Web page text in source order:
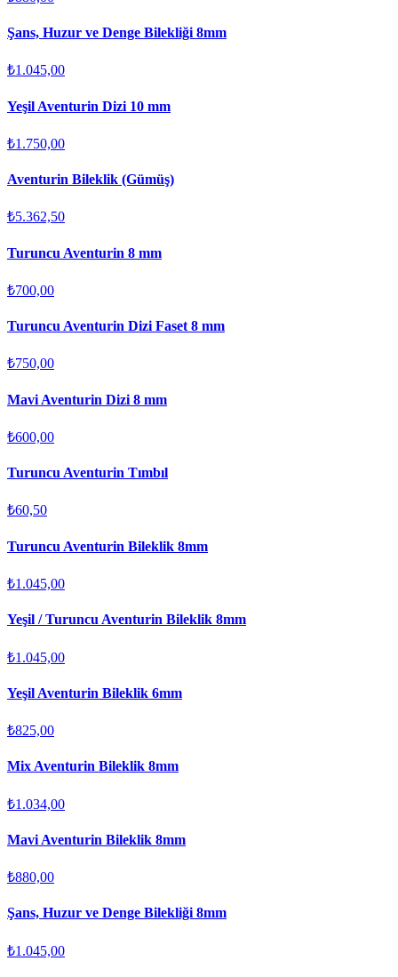
Şans, Huzur ve Denge Bilekliği 8mm
₺1.045,00
Yeşil Aventurin Dizi 10 mm
₺1.750,00
Aventurin Bileklik (Gümüş)
₺5.362,50
Turuncu Aventurin 8 mm
₺700,00
Turuncu Aventurin Dizi Faset 8 mm
₺750,00
Mavi Aventurin Dizi 8 mm
₺600,00
Turuncu Aventurin Tımbıl
₺60,50
Turuncu Aventurin Bileklik 8mm
₺1.045,00
Yeşil / Turuncu Aventurin Bileklik 8mm
₺1.045,00
Yeşil Aventurin Bileklik 6mm
₺825,00
Mix Aventurin Bileklik 8mm
₺1.034,00
Mavi Aventurin Bileklik 8mm
₺880,00
Şans, Huzur ve Denge Bilekliği 8mm
₺1.045,00